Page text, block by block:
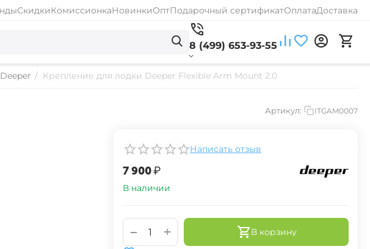
СкидкиКомиссионкаНовинкиОптПодарочный сертификатОплатаДоставка
8 (499) 653-93-55
/ Крепление для лодки Deeper Flexible Arm Mount 2.0
Артикул: ITGAM0007
Написать отзыв
‍7 900‍₽
В наличии
+
−
В корзину